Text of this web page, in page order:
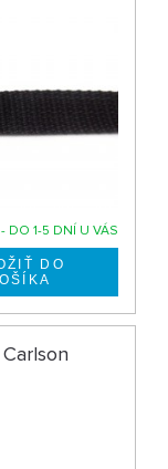
DO 1-5 DNÍ U VÁS